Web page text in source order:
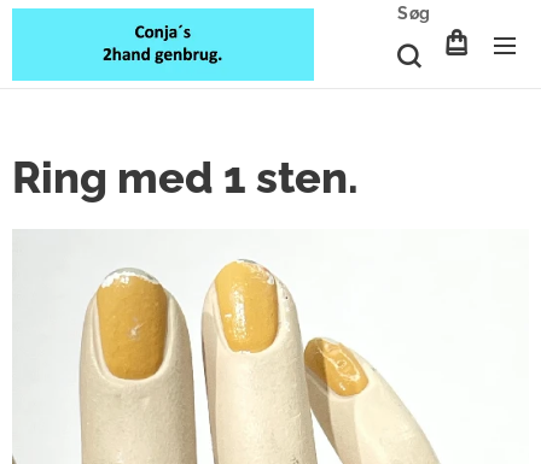
Søg
Ring med 1 sten.